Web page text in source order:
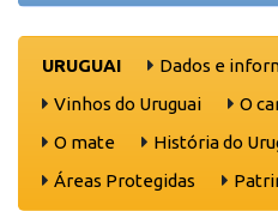
URUGUAI
Dados e
Vinhos do Uruguai
O
O mate
História do
Áreas Protegidas